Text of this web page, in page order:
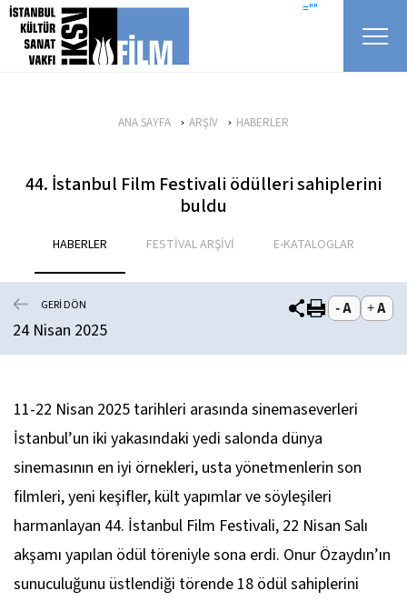
icerigi atla =""
ANA SAYFA ARŞİV HABERLER
44. İstanbul Film Festivali ödülleri sahiplerini
buldu
HABERLER FESTİVAL ARŞİVİ E-KATALOGLAR
GERİ DÖN
24 Nisan 2025
11-22 Nisan 2025 tarihleri arasında sinemaseverleri
İstanbul’un iki yakasındaki yedi salonda dünya
sinemasının en iyi örnekleri, usta yönetmenlerin son
filmleri, yeni keşifler, kült yapımlar ve söyleşileri
harmanlayan 44. İstanbul Film Festivali, 22 Nisan Salı
akşamı yapılan ödül töreniyle sona erdi. Onur Özaydın’ın
sunuculuğunu üstlendiği törende 18 ödül sahiplerini